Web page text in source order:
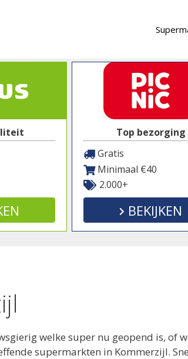
Top bezorging
Gratis
Minimaal €40
2.000+
BEKIJKEN
welke super nu geopend is, of
supermarkten in Kommerzijl.